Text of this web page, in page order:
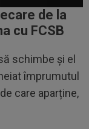
de la
cu FCSB
schimbe și el
împrumutul
care aparține,